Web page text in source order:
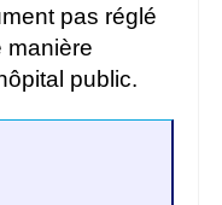
pas réglé
manière
public.